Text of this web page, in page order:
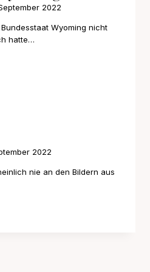
2022
Wyoming nicht
hatte…
2022
nie an den Bildern aus